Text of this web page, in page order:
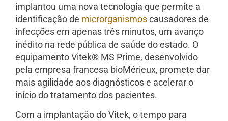
implantou uma nova tecnologia que permite a
identificação de microrganismoscausadores de
infecções em apenas três minutos, um avanço
inédito na rede pública de saúde do estado. O
equipamento Vitek® MS Prime, desenvolvido
pela empresa francesa bioMérieux, promete dar
mais agilidade aos diagnósticos e acelerar o
início do tratamento dos pacientes.
Com a implantação do Vitek, o tempo para